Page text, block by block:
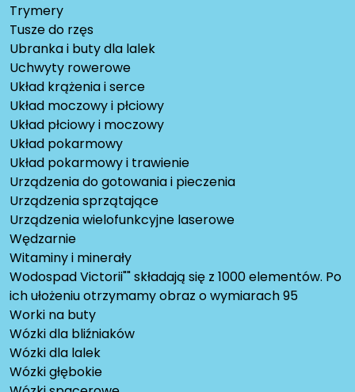
Trymery
Tusze do rzęs
Ubranka i buty dla lalek
Uchwyty rowerowe
Układ krążenia i serce
Układ moczowy i płciowy
Układ płciowy i moczowy
Układ pokarmowy
Układ pokarmowy i trawienie
Urządzenia do gotowania i pieczenia
Urządzenia sprzątające
Urządzenia wielofunkcyjne laserowe
Wędzarnie
Witaminy i minerały
Wodospad Victorii"" składają się z 1000 elementów. Po
ich ułożeniu otrzymamy obraz o wymiarach 95
Worki na buty
Wózki dla bliźniaków
Wózki dla lalek
Wózki głębokie